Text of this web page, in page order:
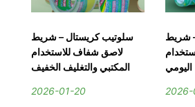
سلوتيب كريستال – شريط
لاصق شفاف للاستخدام
المكتبي والتغليف الخفيف
2026-01-20
– شريط
اليومي
2026-